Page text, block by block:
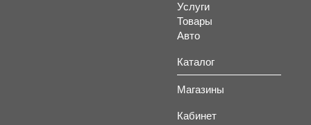
Услуги
Товары
Авто
Каталог
Магазины
Кабинет